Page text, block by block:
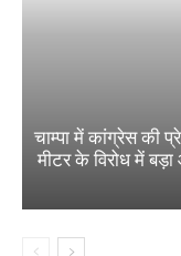
चाम्पा में कांग्रेस की
मीटर के विरोध में